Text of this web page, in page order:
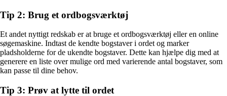
Tip 2: Brug et ordbogsværktøj
Et andet nyttigt redskab er at bruge et ordbogsværktøj eller en online
søgemaskine. Indtast de kendte bogstaver i ordet og marker
pladsholderne for de ukendte bogstaver. Dette kan hjælpe dig med at
generere en liste over mulige ord med varierende antal bogstaver, som
kan passe til dine behov.
Tip 3: Prøv at lytte til ordet